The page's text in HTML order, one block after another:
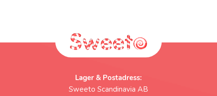
Lager & Postadress:
Sweeto Scandinavia AB